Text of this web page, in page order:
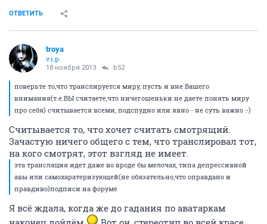
ОТВЕТИТЬ
troya
v.i.p.
18 ноября 2013 b52
поверьте то,что транслируется миру, пусть и вне Вашего
внимания(т.е.ВЫ считаете,что ничегошеньки не даете понять миру
про себя) считывается всеми, подспудно или явно - не суть важно :-)
Считывается то, что хочет считать смотрящий.
Зачастую ничего общего с тем, что транслировал тот,
на кого смотрят, этот взгляд не имеет.
эта трансляция идет даже во вроде бы мелочах, типа депрессивной
авы или самохаратеризующей(не обязательно,что оправдано и
правдиво)подписи на форуме
Я всё ждала, когда же до гадания по аватаркам